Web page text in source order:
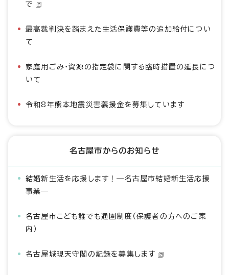
で
最高裁判決を踏まえた生活保護費等の追加給付につい
て
家庭用ごみ・資源の指定袋に関する臨時措置の延長につ
いて
令和8年熊本地震災害義援金を募集しています
名古屋市からのお知らせ
結婚新生活を応援します！―名古屋市結婚新生活応援
事業―
名古屋市こども誰でも通園制度（保護者の方へのご案
内）
名古屋城現天守閣の記録を募集します